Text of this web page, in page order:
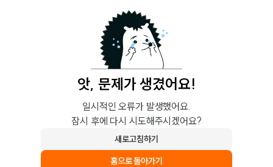
앗, 문제가 생겼어요!
일시적인 오류가 발생했어요.
잠시 후에 다시 시도해주시겠어요?
새로고침하기
홈으로 돌아가기